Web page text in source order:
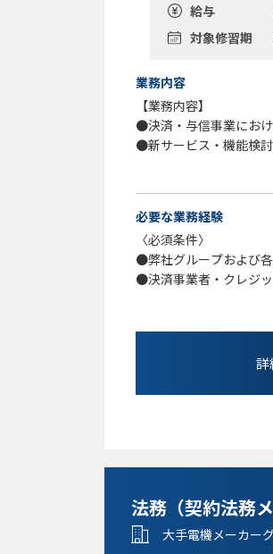
給与
対象修習期
業務内容
【業務内容】
●決済・与信事業にお
●新サービス・機能検
●役職員の教育・研修の
必要な業務経験
〈必須条件〉
●弊社グループおよび
●決済事業者・クレジ
●決済・与信の両領域
〈歓迎条件〉
＊金融庁・経産省等の
＊資金決済法、割賦販
詳
法務（契約法務メ
大手電機メーカー